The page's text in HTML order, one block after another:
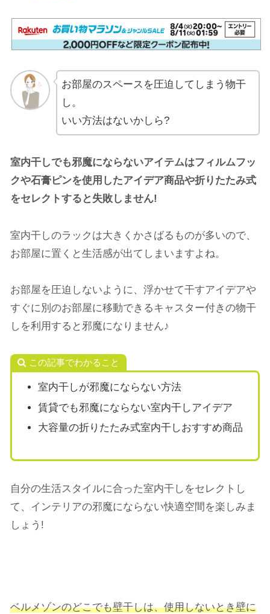
お部屋のスペースを圧迫してしまう物干
し。
いい方法はないかしら?
室内干しでも邪魔にならないアイテムはフィルムフッ
クや石膏ピンを使用したアイデア商品や折りたたみ式
をセレクトすると失敗しません!
室内干しのラックは大きくかさばるものが多いので、
お部屋に置くと生活感が出てしまいますよね。
お部屋を圧迫しないように、浮かせて干すアイデアや
すぐに別のお部屋に移動できるキャスター付きの物干
しを利用すると邪魔になりません♪
この記事でわかること
室内干しが邪魔にならない方法
賃貸でも邪魔にならない室内干しアイデア
大容量の折りたたみ式室内干しおすすめ商品
自分の生活スタイルに合った室内干しをセレクトし
て、インテリアの邪魔にならない快適空間を楽しみま
しょう!
ベルメゾンのどこでも壁干しは、使用しないとき壁に